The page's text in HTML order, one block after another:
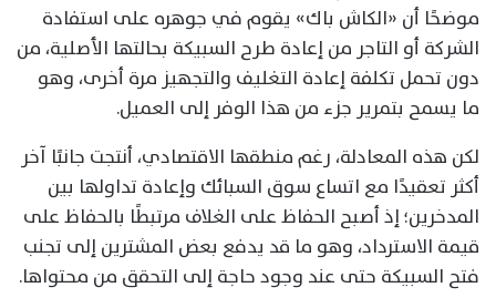
موضحًا أن «الكاش باك» يقوم في جوهره على استفادة
الشركة أو التاجر من إعادة طرح السبيكة بحالتها الأصلية، من
دون تحمل تكلفة إعادة التغليف والتجهيز مرة أخرى، وهو
ما يسمح بتمرير جزء من هذا الوفر إلى العميل.
لكن هذه المعادلة، رغم منطقها الاقتصادي، أنتجت جانبًا آخر
أكثر تعقيدًا مع اتساع سوق السبائك وإعادة تداولها بين
المدخرين؛ إذ أصبح الحفاظ على الغلاف مرتبطًا بالحفاظ على
قيمة الاسترداد، وهو ما قد يدفع بعض المشترين إلى تجنب
فتح السبيكة حتى عند وجود حاجة إلى التحقق من محتواها.